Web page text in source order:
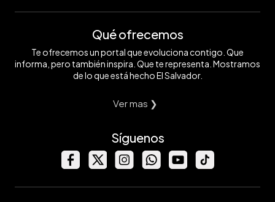
Qué ofrecemos
Te ofrecemos un portal que evoluciona contigo. Que
informa, pero también inspira. Que te representa. Mostramos
de lo que está hecho El Salvador.
Ver mas ❯
Síguenos